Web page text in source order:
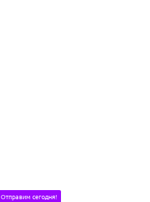
Отправим сегодня!